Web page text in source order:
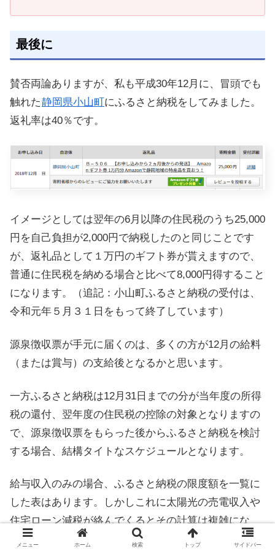
最後に
賛否両論ありますが、私も平成30年12月に、冒頭でも
触れた静岡県小山町にふるさと納税をしてみました。
返礼率は40％です。
イメージとしては翌年の6月以降の住民税のうち25,000
円を自己負担が2,000円で納税したのと同じことです
が、返礼品として１万円のギフト券が貰えますので、
普通に住民税を納める場合と比べて8,000円得すること
になります。（追記：小山町ふるさと納税の受付は、
令和元年５月３１日をもって終了しています）
源泉徴収票が手元に届くのは、多くの方が12月の給料
（または賞与）の支給後となるかと思います。
一方ふるさと納税は12月31日までの分が当年度の所得
税の還付、翌年度の住民税の控除の対象となりますの
で、源泉徴収票をもらった後からふるさと納税を検討
する場合、結構タイトなスケジュールとなります。
給与収入のみの場合、ふるさと納税の限度額を一覧に
した表はあります。しかしこれに太陽光の売電収入や
住宅ローン減税が絡んでくるとその計算は複雑にな
り、限度額一覧表などのようなものでは対応すること
メニュー ホーム 検索 トップ サイドバー